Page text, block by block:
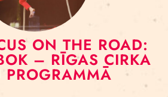
ON THE ROAD:
– RĪGAS CIRKA
PROGRAMMĀ